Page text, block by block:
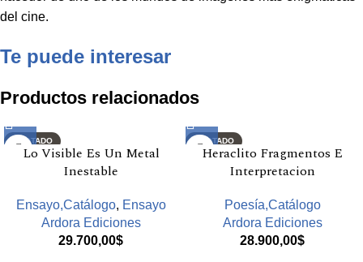
del cine.
Te puede interesar
Productos relacionados
AGOTADO
Lo Visible Es Un Metal
Inestable
Ensayo,Catálogo, Ensayo
Ardora Ediciones
29.700,00$
AGOTADO
Heraclito Fragmentos E
Interpretacion
Poesía,Catálogo
Ardora Ediciones
28.900,00$